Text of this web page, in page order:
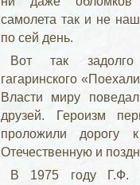
самолета так и не
по сей день.
Вот так
гагаринского
Власти миру
друзей. Героизм
проложили дорогу
Отечественную и
В 1975 году Г.Ф.